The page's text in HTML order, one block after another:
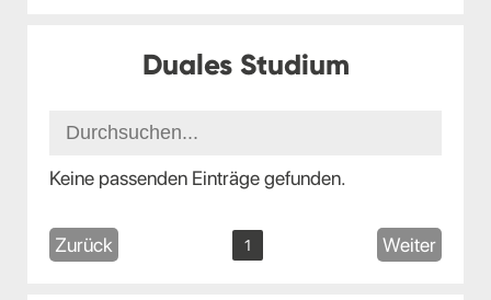
Duales Studium
Keine passenden Einträge gefunden.
Zurück 1 Weiter